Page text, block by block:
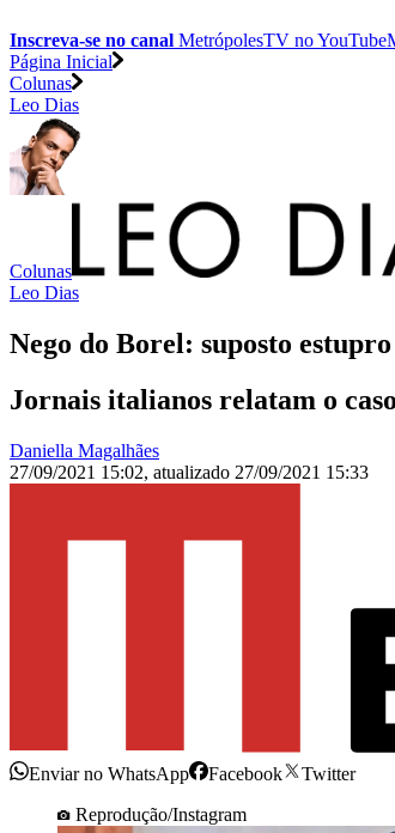
Inscreva-se no canal MetrópolesTV noYouTube
Página Inicial
Colunas
Leo Dias
Colunas
Leo Dias
Nego do Borel: suposto
Jornais italianos relatam o
Daniella Magalhães
27/09/2021 15:02, atualizado 27/09/2021 15:33
Enviar no WhatsApp Facebook
Twitter
Reprodução/Instagram